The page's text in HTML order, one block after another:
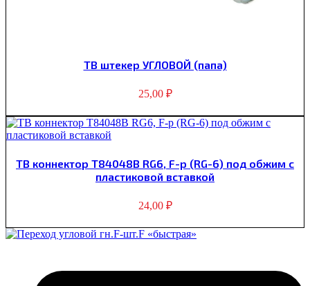
ТВ штекер УГЛОВОЙ (папа)
25,00 ₽
ТВ коннектор T84048B RG6, F-p (RG-6) под обжим с
пластиковой вставкой
24,00 ₽